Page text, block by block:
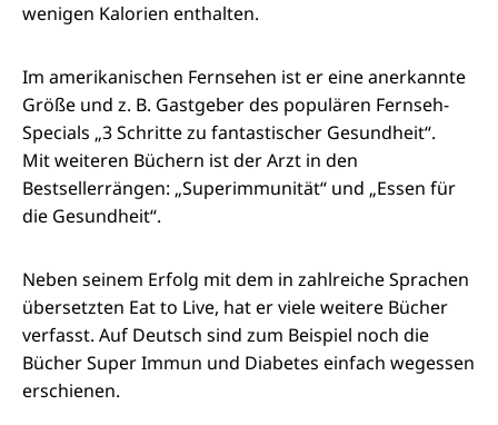
wenigen Kalorien enthalten.
Im amerikanischen Fernsehen ist er eine anerkannte
Größe und z. B. Gastgeber des populären Fernseh-
Specials „3 Schritte zu fantastischer Gesundheit“.
Mit weiteren Büchern ist der Arzt in den
Bestsellerrängen: „Superimmunität“ und „Essen für
die Gesundheit“.
Neben seinem Erfolg mit dem in zahlreiche Sprachen
übersetzten Eat to Live, hat er viele weitere Bücher
verfasst. Auf Deutsch sind zum Beispiel noch die
Bücher Super Immun und Diabetes einfach wegessen
erschienen.